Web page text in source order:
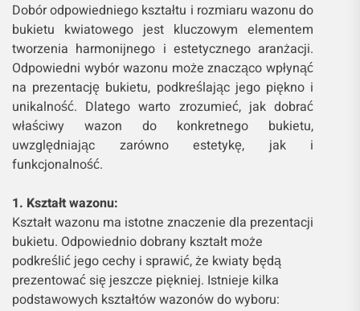
Dobór odpowiedniego kształtu i rozmiaru wazonu do
bukietu kwiatowego jest kluczowym elementem
tworzenia harmonijnego i estetycznego aranżacji.
Odpowiedni wybór wazonu może znacząco wpłynąć
na prezentację bukietu, podkreślając jego piękno i
unikalność. Dlatego warto zrozumieć, jak dobrać
właściwy wazon do konkretnego bukietu,
uwzględniając zarówno estetykę, jak i
funkcjonalność.
1. Kształt wazonu:
Kształt wazonu ma istotne znaczenie dla prezentacji
bukietu. Odpowiednio dobrany kształt może
podkreślić jego cechy i sprawić, że kwiaty będą
prezentować się jeszcze piękniej. Istnieje kilka
podstawowych kształtów wazonów do wyboru: